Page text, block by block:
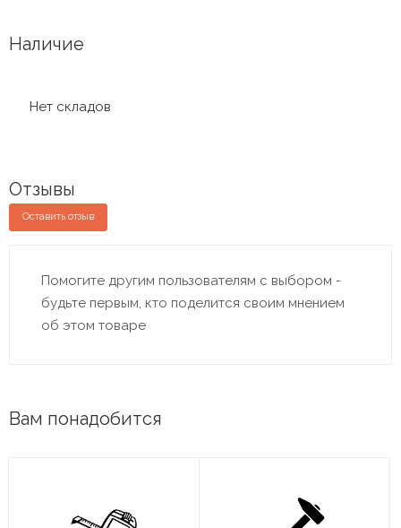
Наличие
Нет складов
Отзывы
Оставить отзыв
Помогите другим пользователям с выбором -
будьте первым, кто поделится своим мнением
об этом товаре
Вам понадобится